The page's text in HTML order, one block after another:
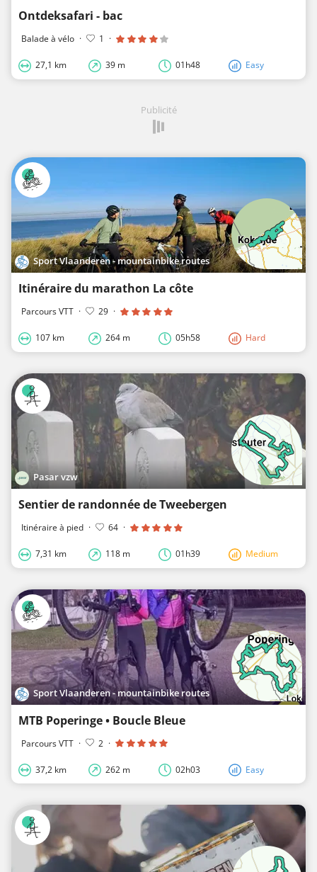
Ontdeksafari - bac
Balade à vélo · 1 ·
27,1 km 39 m 01h48 Easy
Publicité
Sport Vlaanderen - mountainbike routes
Itinéraire du marathon La côte
Parcours VTT · 29 ·
107 km 264 m 05h58 Hard
Pasar vzw
Sentier de randonnée de Tweebergen
Itinéraire à pied · 64 ·
7,31 km 118 m 01h39 Medium
Sport Vlaanderen - mountainbike routes
MTB Poperinge • Boucle Bleue
Parcours VTT · 2 ·
37,2 km 262 m 02h03 Easy